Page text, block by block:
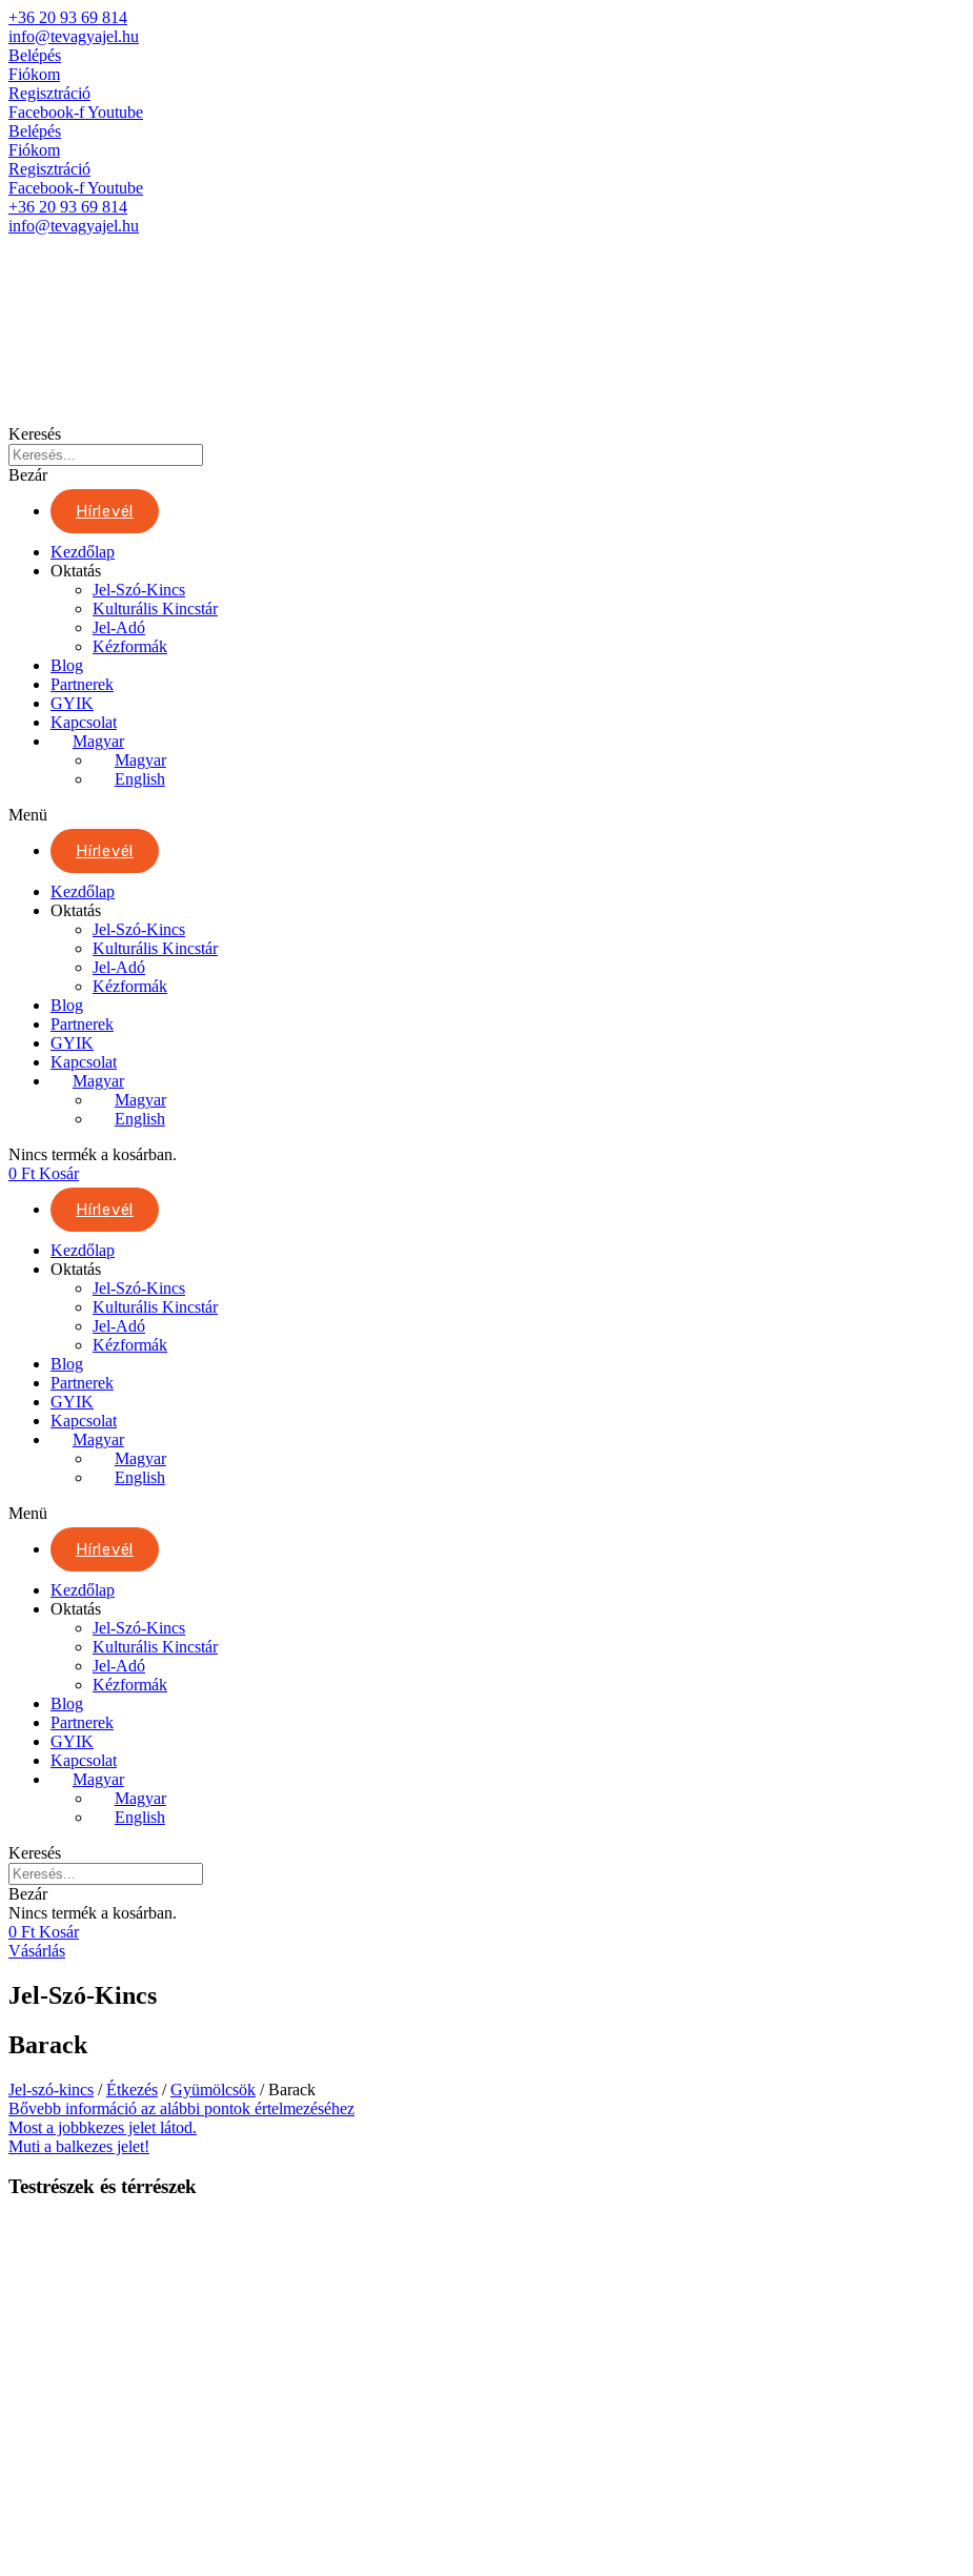
+36 20 93 69 814
info@tevagyajel.hu
Belépés
Fiókom
Regisztráció
Facebook-fYoutube
Belépés
Fiókom
Regisztráció
Facebook-fYoutube
+36 20 93 69 814
info@tevagyajel.hu
Keresés
Bezár
Hírlevél
Kezdőlap
Oktatás
Jel-Szó-Kincs
Kulturális Kincstár
Jel-Adó
Kézformák
Blog
Partnerek
GYIK
Kapcsolat
Magyar
Magyar
English
Menü
Hírlevél
Kezdőlap
Oktatás
Jel-Szó-Kincs
Kulturális Kincstár
Jel-Adó
Kézformák
Blog
Partnerek
GYIK
Kapcsolat
Magyar
Magyar
English
Nincs termék a kosárban.
0 Ft Kosár
Hírlevél
Kezdőlap
Oktatás
Jel-Szó-Kincs
Kulturális Kincstár
Jel-Adó
Kézformák
Blog
Partnerek
GYIK
Kapcsolat
Magyar
Magyar
English
Menü
Hírlevél
Kezdőlap
Oktatás
Jel-Szó-Kincs
Kulturális Kincstár
Jel-Adó
Kézformák
Blog
Partnerek
GYIK
Kapcsolat
Magyar
Magyar
English
Keresés
Bezár
Nincs termék a kosárban.
0 Ft Kosár
Vásárlás
Jel-Szó-Kincs
Barack
Jel-szó-kincs /Étkezés /Gyümölcsök / Barack
Bővebb információ az alábbi pontok értelmezéséhez
Most a jobbkezes jelet látod.
Muti a balkezes jelet!
Testrészek és térrészek